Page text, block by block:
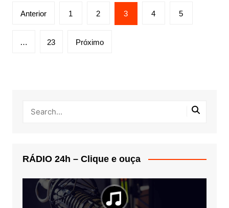
Navegação
posts
Anterior 1 2 3 4 5
… 23 Próximo
RÁDIO 24h – Clique e ouça